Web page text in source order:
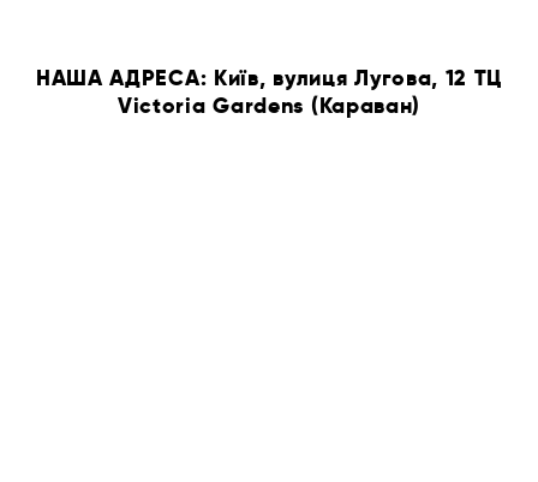
НАША АДРЕСА: Київ, вулиця Лугова, 12 ТЦ
Victoria Gardens (Караван)